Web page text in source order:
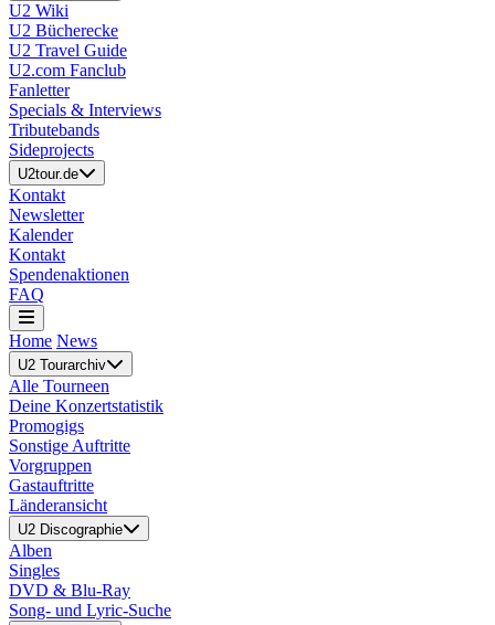
U2 Wiki
U2 Bücherecke
U2 Travel Guide
U2.com Fanclub
Fanletter
Specials & Interviews
Tributebands
Sideprojects
U2tour.de
Kontakt
Newsletter
Kalender
Kontakt
Spendenaktionen
FAQ
Home News
U2 Tourarchiv
Alle Tourneen
Deine Konzertstatistik
Promogigs
Sonstige Auftritte
Vorgruppen
Gastauftritte
Länderansicht
U2 Discographie
Alben
Singles
DVD & Blu-Ray
Song- und Lyric-Suche